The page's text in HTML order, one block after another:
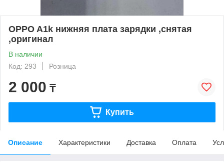
OPPO A1k нижняя плата зарядки ,снятая
,оригинал
В наличии
Код: 293
Розница
2 000 ₸
Купить
Описание Характеристики Доставка Оплата